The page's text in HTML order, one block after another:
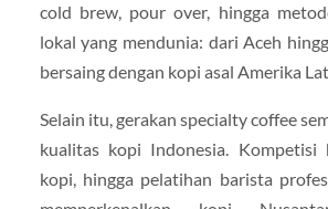
cold brew, pour over, hingga
lokal yang mendunia: dari Aceh
bersaing dengan kopi asal Amerika
Selain itu, gerakan specialty coffee
kualitas kopi Indonesia. Kompetisi
kopi, hingga pelatihan barista